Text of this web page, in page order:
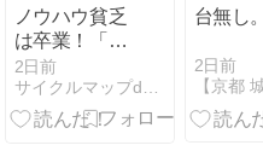
ノウハウ貧乏
は卒業！「魂
との約束」を
思い出す場所
✨
2日前
台無し。
2日前